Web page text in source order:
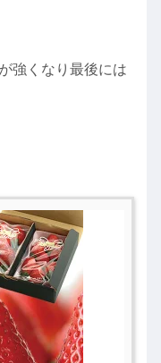
強くなり最後には